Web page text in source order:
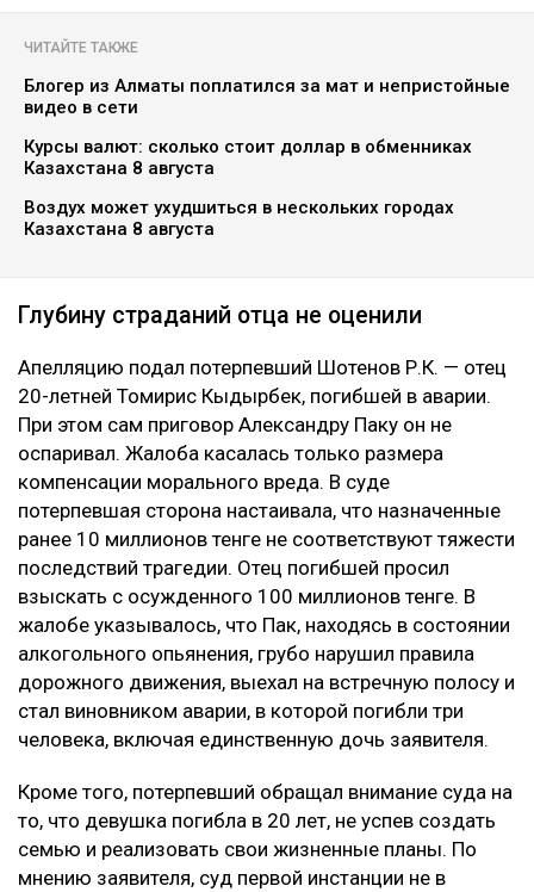
ЧИТАЙТЕ ТАКЖЕ
Блогер из Алматы поплатился за мат и непристойные
видео в сети
Курсы валют: сколько стоит доллар в обменниках
Казахстана 8 августа
Воздух может ухудшиться в нескольких городах
Казахстана 8 августа
Глубину страданий отца не оценили
Апелляцию подал потерпевший Шотенов Р.К. — отец
20-летней Томирис Кыдырбек, погибшей в аварии.
При этом сам приговор Александру Паку он не
оспаривал. Жалоба касалась только размера
компенсации морального вреда. В суде
потерпевшая сторона настаивала, что назначенные
ранее 10 миллионов тенге не соответствуют тяжести
последствий трагедии. Отец погибшей просил
взыскать с осужденного 100 миллионов тенге. В
жалобе указывалось, что Пак, находясь в состоянии
алкогольного опьянения, грубо нарушил правила
дорожного движения, выехал на встречную полосу и
стал виновником аварии, в которой погибли три
человека, включая единственную дочь заявителя.
Кроме того, потерпевший обращал внимание суда на
то, что девушка погибла в 20 лет, не успев создать
семью и реализовать свои жизненные планы. По
мнению заявителя, суд первой инстанции не в